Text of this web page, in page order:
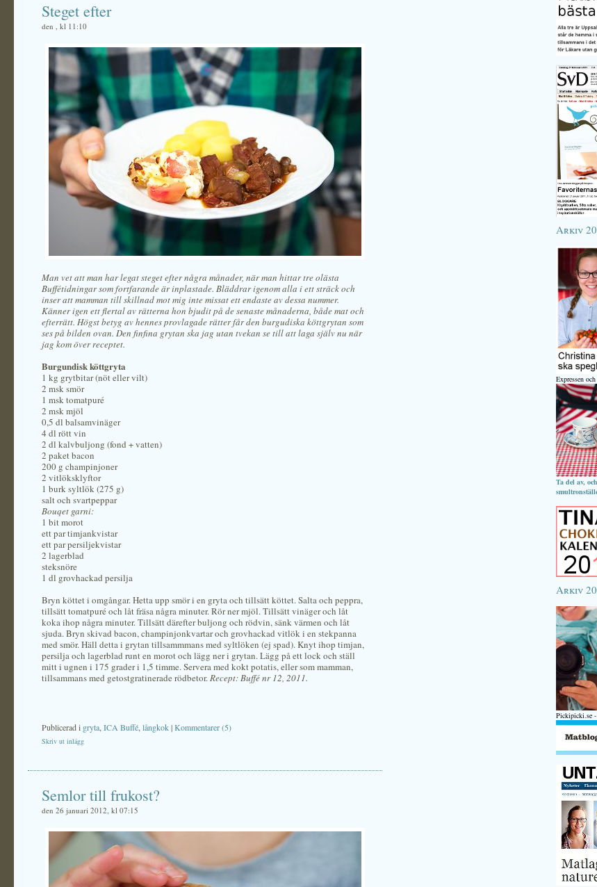
Steget efter
den , kl 11:10
Man vet att man har legat steget efter några månader, när man hittar tre olästa
Buffétidningar som fortfarande är inplastade. Bläddrar igenom alla i ett sträck och
inser att mamman till skillnad mot mig inte missat ett endaste av dessa nummer.
Känner igen ett flertal av rätterna hon bjudit på de senaste månaderna, både mat och
efterrätt. Högst betyg av hennes provlagade rätter får den burgudiska köttgrytan som
ses på bilden ovan. Den finfina grytan ska jag utan tvekan se till att laga själv nu när
jag kom över receptet.
Burgundisk köttgryta
1 kg grytbitar (nöt eller vilt)
2 msk smör
1 msk tomatpuré
2 msk mjöl
0,5 dl balsamvinäger
4 dl rött vin
2 dl kalvbuljong (fond + vatten)
2 paket bacon
200 g champinjoner
2 vitlöksklyftor
1 burk syltlök (275 g)
salt och svartpeppar
Bouqet garni:
1 bit morot
ett par timjankvistar
ett par persiljekvistar
2 lagerblad
steksnöre
1 dl grovhackad persilja
Bryn köttet i omgångar. Hetta upp smör i en gryta och tillsätt köttet. Salta och peppra,
tillsätt tomatpuré och låt fräsa några minuter. Rör ner mjöl. Tillsätt vinäger och låt
koka ihop några minuter. Tillsätt därefter buljong och rödvin, sänk värmen och låt
sjuda. Bryn skivad bacon, champinjonkvartar och grovhackad vitlök i en stekpanna
med smör. Häll detta i grytan tillsammmans med syltlöken (ej spad). Knyt ihop timjan,
persilja och lagerblad runt en morot och lägg ner i grytan. Lägg på ett lock och ställ
mitt i ugnen i 175 grader i 1,5 timme. Servera med kokt potatis, eller som mamman,
tillsammans med getostgratinerade rödbetor.Recept: Buffé nr 12, 2011.
Publicerad i gryta ICA Buffé långkok|Kommentarer (5)
Skriv ut inlägg
Semlor till frukost?
den 26 januari 2012, kl 07:15
Arkiv
Expressen
Ta del av,
Arkiv
Pickipicki.se